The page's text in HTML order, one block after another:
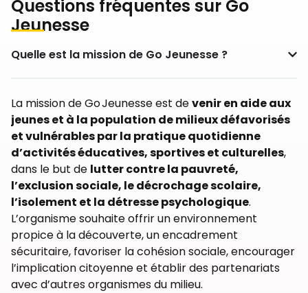
Questions fréquentes sur Go
Jeunesse
Quelle est la mission de Go Jeunesse ?
La mission de Go Jeunesse est devenir en aide aux
jeunes et à la population de milieux défavorisés
et vulnérables par la pratique quotidienne
d’activités éducatives, sportives et culturelles,
dans le but de lutter contre la pauvreté,
l’exclusion sociale, le décrochage scolaire,
l’isolement et la détresse psychologique.
L’organisme souhaite offrir un environnement
propice à la découverte, un encadrement
sécuritaire, favoriser la cohésion sociale, encourager
l’implication citoyenne et établir des partenariats
avec d’autres organismes du milieu.